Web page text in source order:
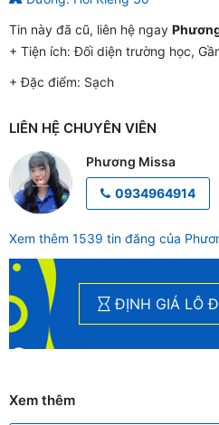
Tin này đã cũ, liên hệ ngay
+ Tiện ích:Đối diện trường học,
+ Đặc điểm: Sạch
LIÊN HỆ CHUYÊN VIÊN
Phương Missa
0934964914
Xem thêm 1539 tin đăng của
ĐỊNH GIÁ LÔ
Xem thêm